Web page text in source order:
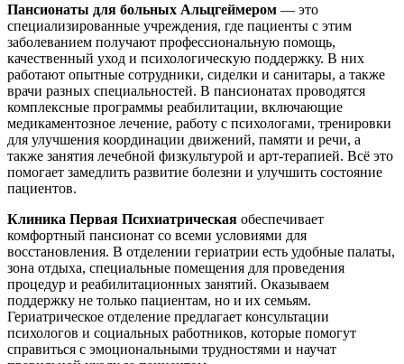
Пансионаты для больных Альцгеймером — это
специализированные учреждения, где пациенты с этим
заболеванием получают профессиональную помощь,
качественный уход и психологическую поддержку. В них
работают опытные сотрудники, сиделки и санитары, а также
врачи разных специальностей. В пансионатах проводятся
комплексные программы реабилитации, включающие
медикаментозное лечение, работу с психологами, тренировки
для улучшения координации движений, памяти и речи, а
также занятия лечебной физкультурой и арт-терапией. Всё это
помогает замедлить развитие болезни и улучшить состояние
пациентов.
Клиника Первая Психиатрическая обеспечивает
комфортный пансионат со всеми условиями для
восстановления. В отделении гериатрии есть удобные палаты,
зона отдыха, специальные помещения для проведения
процедур и реабилитационных занятий. Оказываем
поддержку не только пациентам, но и их семьям.
Гериатрическое отделение предлагает консультации
психологов и социальных работников, которые помогут
справиться с эмоциональными трудностями и научат